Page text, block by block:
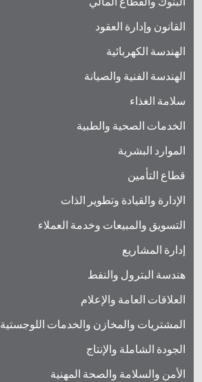
القانون وإدارة العقود
الهندسة الكهربائية
الهندسة الفنية والصيانة
سلامة الغذاء
الخدمات الصحية والطبية
الموارد البشرية
قطاع التأمين
الإدارة والقيادة وتطوير الذات
التسويق والمبيعات وخدمة العملاء
إدارة المشاريع
هندسة البترول والنفط
العلاقات العامة والإعلام
المشتريات والمخازن والخدمات اللوجستية
الجودة الشاملة والإنتاج
الأمن والسلامة والصحة المهنية